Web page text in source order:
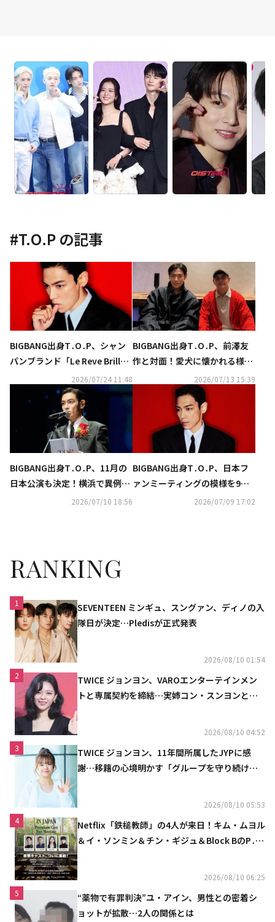
#T.O.P の記事
BIGBANG出身T․O․P、シャン
パンブランド「Le Reve Brillan
t」と世界初コラボ！パッケー
ジデザインを監修
2026/07/24 11:48
BIGBANG出身T․O․P、前澤友
作と対面！愛犬に懐かれる様子
の写真も「戻ってきてくれてあ
りがとう」
2026/07/13 15:39
BIGBANG出身T․O․P、11月の
日本公演も決定！横浜で異例の
無料招待ファンミーティング開
2026/07/10 18:56
BIGBANG出身T․O․P、日本フ
ァンミーティングの模様を9月1
2日にCSテレ朝チャンネルで独
2026/07/09 17:02
RANKING
1
SEVENTEEN ミンギュ、スングァン、ディノの入
隊日が決定…Pledisが正式発表
2026/08/10 01:54
2
TWICE ジョンヨン、VAROエンターテインメン
トと専属契約を締結…実姉コン・スンヨンと同
2026/08/10 04:52
3
TWICE ジョンヨン、11年間所属したJYPに感
謝…移籍の心境明かす「グループを守り続け
2026/08/10 05:53
4
Netflix「鉄槌教師」の4人が来日！キム・ムヨル
＆イ・ソンミン＆チン・ギジュ＆Block BのP․
2026/08/10 06:25
5
“薬物で有罪判決”ユ・アイン、男性との密着シ
ョットが拡散…2人の関係とは